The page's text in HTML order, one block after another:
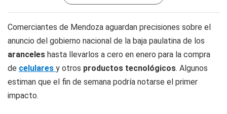
Comerciantes de Mendoza aguardan precisiones sobre el
anuncio del gobierno nacional de la baja paulatina de los
aranceles hasta llevarlos a cero en enero para la compra
de celulares y otros productos tecnológicos. Algunos
estiman que el fin de semana podría notarse el primer
impacto.